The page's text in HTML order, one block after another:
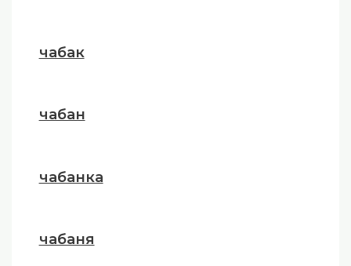
чабак
чабан
чабанка
чабаня